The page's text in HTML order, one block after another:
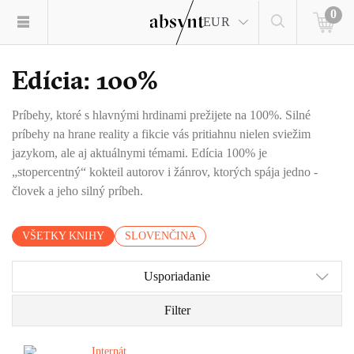
EUR
0
Edícia: 100%
Príbehy, ktoré s hlavnými hrdinami prežijete na 100%. Silné
príbehy na hrane reality a fikcie vás pritiahnu nielen sviežim
jazykom, ale aj aktuálnymi témami. Edícia 100% je
„stopercentný“ kokteil autorov i žánrov, ktorých spája jedno -
človek a jeho silný príbeh.
VŠETKY KNIHY SLOVENČINA
Usporiadanie
Filter